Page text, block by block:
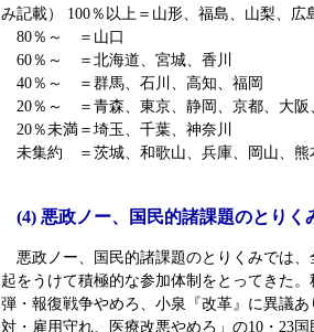
み記載） 100％以上＝山形、福島、山梨、
80％～ ＝山口
60％～ ＝北海道、宮城、香川
40％～ ＝群馬、石川、高知、福岡
20％～ ＝青森、東京、静岡、京都、大阪
20％未満＝埼玉、千葉、神奈川
未集約 ＝茨城、和歌山、兵庫、岡山、熊
(4) 悪政ノー、国民的諸課題のとりく
悪政ノー、国民的諸課題のとりくみでは
起をうけて積極的な参加体制をとってきた
弾・報復戦争やめろ、小泉『改革』に異議
対・雇用守れ、医療改悪やめろ」の10・23